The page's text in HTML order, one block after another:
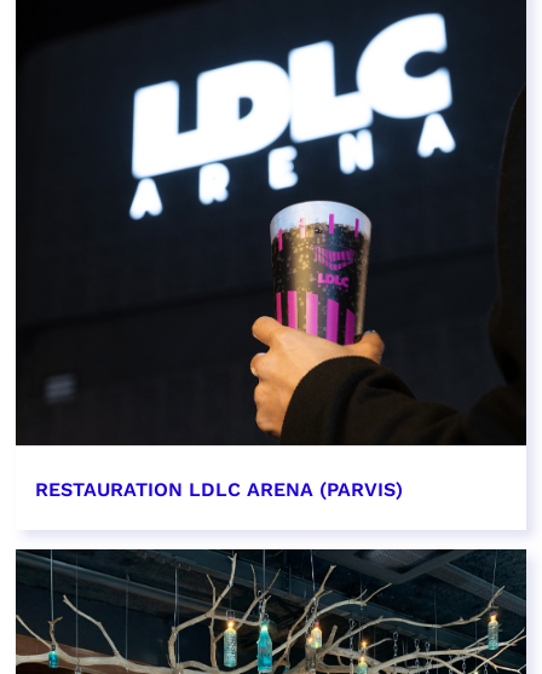
RESTAURATION LDLC ARENA (PARVIS)
EN SAVOIR PLUS